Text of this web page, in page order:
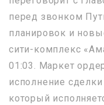
перед звонком
планировок и
сити-комплекс
01:03. Маркет
исполнение
который